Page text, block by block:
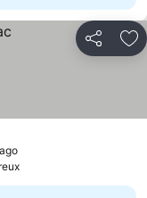
Partilhar